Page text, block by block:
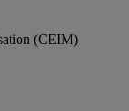
(CEIM)